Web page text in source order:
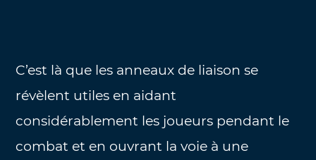
C’est là que les anneaux de liaison se
révèlent utiles en aidant
considérablement les joueurs pendant le
combat et en ouvrant la voie à une